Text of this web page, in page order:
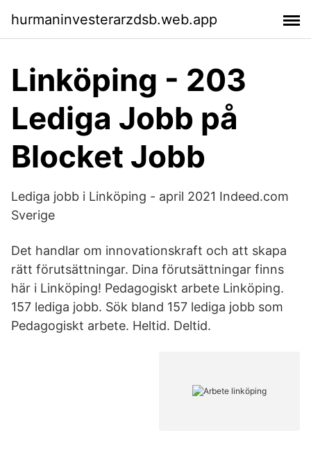
hurmaninvesterarzdsb.web.app
Linköping - 203
Lediga Jobb på
Blocket Jobb
Lediga jobb i Linköping - april 2021 Indeed.com
Sverige
Det handlar om innovationskraft och att skapa
rätt förutsättningar. Dina förutsättningar finns
här i Linköping! Pedagogiskt arbete Linköping.
157 lediga jobb. Sök bland 157 lediga jobb som
Pedagogiskt arbete. Heltid. Deltid.